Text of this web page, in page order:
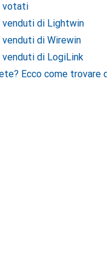
votati
venduti di Lightwin
di Wirewin
di LogiLink
Ecco come trovare